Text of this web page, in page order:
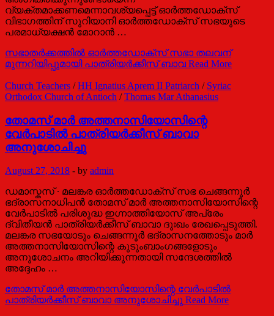
വ്യക്തമാക്കണമെന്നാവശ്യപ്പെട്ട് ഓർത്തഡോക്സ്
വിഭാഗത്തിന് സുറിയാനി ഓര്‍ത്തഡോക്സ് സഭയുടെ
പരമാധ്യക്ഷന്‍ മോറാന്‍ …
സഭാതർക്കത്തിൽ ഓർത്തഡോക്സ് സഭാ തലവന്
മുന്നറിയിപ്പുമായി പാത്രിയർക്കീസ് ബാവ Read More
Church Teachers /HH Ignatius Aprem II Patriarch / Syriac
Orthodox Church of Antioch /Thomas Mar Athanasius
തോമസ് മാർ അത്തനാസിയോസിന്റെ
വേർപാടിൽ പാത്രിയർക്കീസ് ബാവാ
അനുശോചിച്ചു
August 27, 2018 - by admin
ഡമാസ്കസ് ∙ മലങ്കര ഓർത്തഡോക്സ് സഭ ചെങ്ങന്നൂർ
ഭദ്രാസനാധിപൻ തോമസ് മാർ അത്തനാസിയോസിന്റെ
വേർപാടിൽ പരിശുദ്ധ ഇഗ്നാത്തിയോസ് അപ്രേം
ദ്വിതീയൻ പാത്രിയർക്കീസ് ബാവാ ദുഃഖം രേഖപ്പെടുത്തി.
മലങ്കര സഭയോടും ചെങ്ങന്നൂർ ഭദ്രാസനത്തോടും മാർ
അത്തനാസിയോസിന്റെ കുടുംബാംഗങ്ങളോടും
അനുശോചനം അറിയിക്കുന്നതായി സന്ദേശത്തിൽ
അദ്ദേഹം …
തോമസ് മാർ അത്തനാസിയോസിന്റെ വേർപാടിൽ
പാത്രിയർക്കീസ് ബാവാ അനുശോചിച്ചു Read More